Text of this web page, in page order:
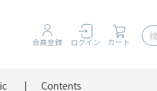
会員登録 ログイン カート
Contents